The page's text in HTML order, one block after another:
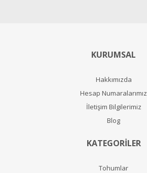
KURUMSAL
Hakkımızda
Hesap Numaralarımız
İletişim Bilgilerimiz
Blog
KATEGORİLER
Tohumlar